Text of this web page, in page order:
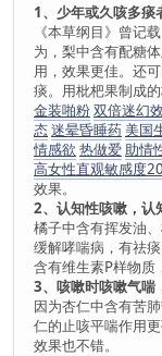
1、少年或久咳多痰
《本草纲目》曾记
为，梨中含有配糖
用，效果更佳。还
痰。用枇杷果制成
金装啪粉双倍迷幻
态迷晕昏睡药美国
情感欲 热做爱助情
高女性直观敏感度
效果。
2、认知性咳嗽，认
橘子中含有挥发油
缓解哮喘病，有祛
含有维生素P样物质
3、咳嗽时咳嗽气喘
因为杏仁中含有苦
仁的止咳平喘作用
效果也不错。